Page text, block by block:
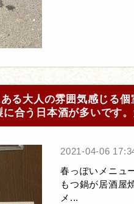
る大人の雰囲気感じる
合う日本酒が多いです
2021-04-06
春っぽいメニュ
もつ鍋が居酒屋
メ...